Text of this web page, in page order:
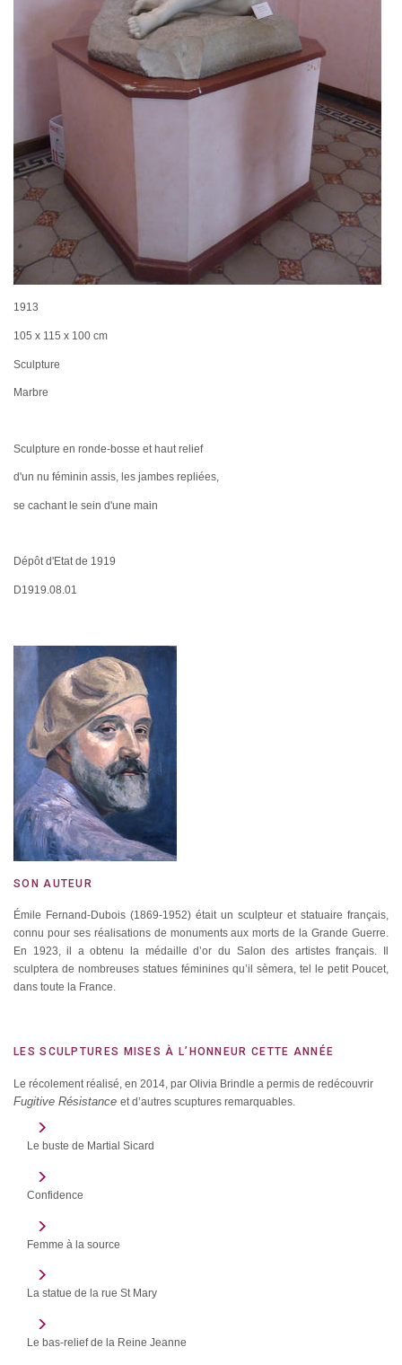
1913
105 x 115 x 100 cm
Sculpture
Marbre
Sculpture en ronde-bosse et haut relief
d'un nu féminin assis, les jambes repliées,
se cachant le sein d'une main
Dépôt d'Etat de 1919
D1919.08.01
SON AUTEUR
Émile Fernand-Dubois (1869-1952) était un sculpteur et statuaire français,
connu pour ses réalisations de monuments aux morts de la Grande Guerre.
En 1923, il a obtenu la médaille d’or du Salon des artistes français. Il
sculptera de nombreuses statues féminines qu’il sèmera, tel le petit Poucet,
dans toute la France.
LES SCULPTURES MISES À L’HONNEUR CETTE ANNÉE
Le récolement réalisé, en 2014, par Olivia Brindle a permis de redécouvrir
Fugitive Résistance et d’autres scuptures remarquables.
Le buste de Martial Sicard
Confidence
Femme à la source
La statue de la rue St Mary
Le bas-relief de la Reine Jeanne